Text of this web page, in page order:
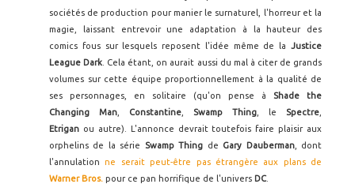
sociétés de production pour manier le surnaturel, l'horreur et la
magie, laissant entrevoir une adaptation à la hauteur des
comics fous sur lesquels reposent l'idée même de la Justice
League Dark . Cela étant, on aurait aussi du mal à citer de grands
volumes sur cette équipe proportionnellement à la qualité de
ses personnages, en solitaire (qu'on pense à Shade the
Changing Man
Constantine Swamp Thing , le Spectre
Etrigan ou autre). L'annonce devrait toutefois faire plaisir aux
orphelins de la série
Swamp Thing de Gary Dauberman, dont
l'annulationne serait peut-être pas étrangère aux plans de
Warner Bros. pour ce pan horrifique de l'univers DC